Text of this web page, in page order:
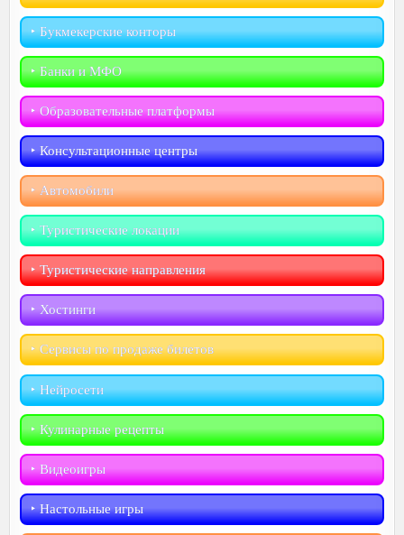
‣︎ Букмекерские конторы
‣︎ Банки и МФО
‣︎ Образовательные платформы
‣︎ Консультационные центры
‣︎ Автомобили
‣︎ Туристические локации
‣︎ Туристические направления
‣︎ Хостинги
‣︎ Сервисы по продаже билетов
‣︎ Нейросети
‣︎ Кулинарные рецепты
‣︎ Видеоигры
‣︎ Настольные игры